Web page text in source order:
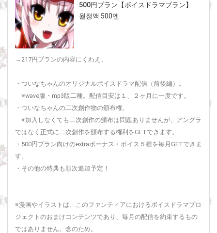
500円プラン【ボイスドラマプラン】
월정액 500엔
→217円プランの内容にくわえ、
・ついなちゃんのオリジナルボイスドラマ配信（前後編）。
※wave版・mp3版二種。配信目安は１、２ヶ月に一度です。
・ついなちゃんの二次創作物の頒布権。
※加入しなくても二次創作の頒布は問題ありませんが、アングラ
ではなく正式に二次創作を頒布する権利をGETできます。
・500円プラン向けのextraボーナス・ボイス５種を毎月GETできま
す。
・その他の特典も順次追加予定！
※漫画やイラストは、このファンティアにおけるボイスドラマプロ
ジェクトのおまけコンテンツであり、毎月の配信を約束するもの
ではありません。念のため。